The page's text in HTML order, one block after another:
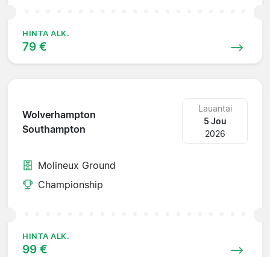
HINTA ALK.
79 €
Wolverhampton
Southampton
Lauantai
5 Jou
2026
Molineux Ground
Championship
HINTA ALK.
99 €